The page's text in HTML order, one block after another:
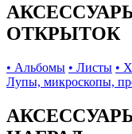
ОТКРЫТОК
• Альбомы • Листы •
Лупы, микроскопы,